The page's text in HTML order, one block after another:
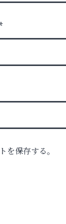
保存する。